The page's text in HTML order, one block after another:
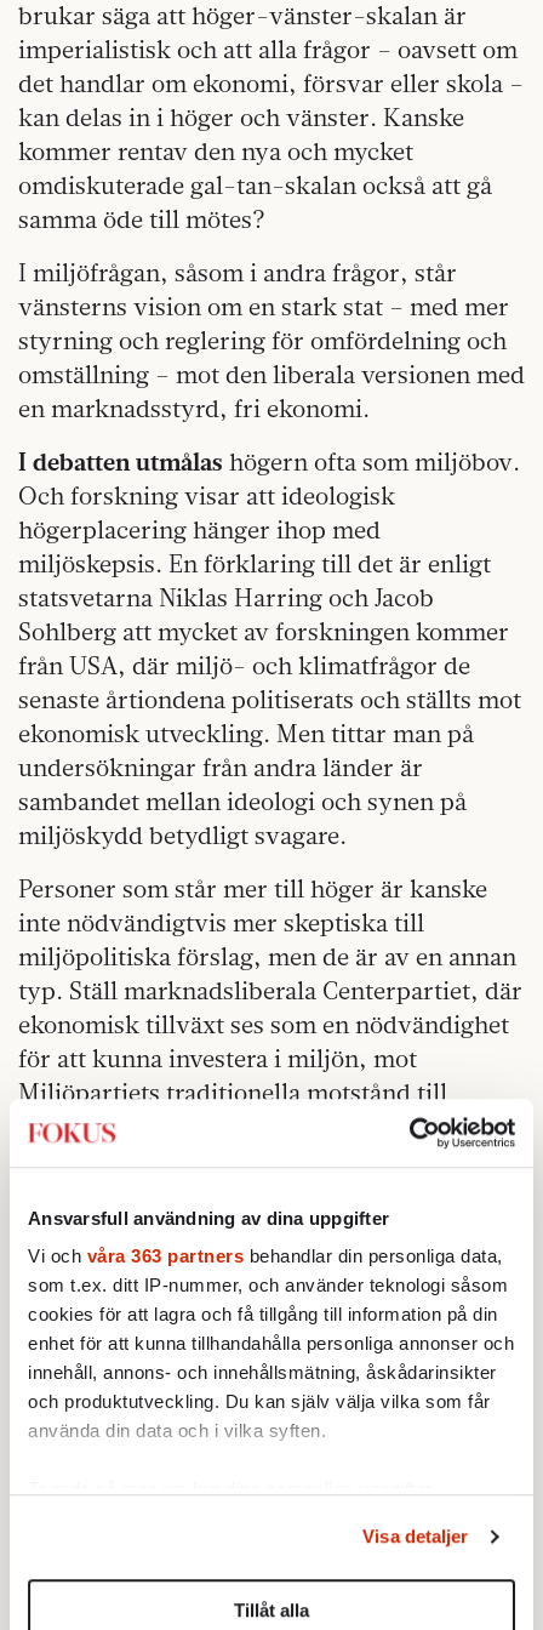
Ansvarsfull användning av dina uppgifter
Vi och våra 363 partners behandlar din personliga data,
som t.ex. ditt IP-nummer, och använder teknologi såsom
cookies för att lagra och få tillgång till information på din
enhet för att kunna tillhandahålla personliga annonser och
innehåll, annons- och innehållsmätning, åskådarinsikter
och produktutveckling. Du kan själv välja vilka som får
använda din data och i vilka syften.
Du kan ändra eller dra tillbaka ditt samtycke när som
helst från cookie-förklaringen.
Visa detaljer
Tillåt alla
brukar säga att höger-vänster-skalan är
imperialistisk och att alla frågor – oavsett om
det handlar om ekonomi, försvar eller skola –
kan delas in i höger och vänster. Kanske
kommer rentav den nya och mycket
omdiskuterade gal-tan-skalan också att gå
samma öde till mötes?
I miljöfrågan, såsom i andra frågor, står
vänsterns vision om en stark stat – med mer
styrning och reglering för omfördelning och
omställning – mot den liberala versionen med
en marknadsstyrd, fri ekonomi.
I debatten utmålas högern ofta som miljöbov.
Och forskning visar att ideologisk
högerplacering hänger ihop med
miljöskepsis. En förklaring till det är enligt
statsvetarna Niklas Harring och Jacob
Sohlberg att mycket av forskningen kommer
från USA, där miljö- och klimatfrågor de
senaste årtiondena politiserats och ställts mot
ekonomisk utveckling. Men tittar man på
undersökningar från andra länder är
sambandet mellan ideologi och synen på
miljöskydd betydligt svagare.
Personer som står mer till höger är kanske
inte nödvändigtvis mer skeptiska till
miljöpolitiska förslag, men de är av en annan
typ. Ställ marknadsliberala Centerpartiet, där
ekonomisk tillväxt ses som en nödvändighet
för att kunna investera i miljön, mot
Miljöpartiets traditionella motstånd till
globalisering och marknadens tekniska
innovationer.
Globala problem kräverglobala lösningar.
Men en grön planekonomi i diktatorsregim
känns varken rimlig eller lockande. Frihet är
avgörande om vi vill att nationer, företag och
individer ska ta sitt ansvar. Det må låta
präktigt men det är just här, i hur vi förhåller
oss till vårt personliga ansvar som framtiden
avgörs. Därför är det viktigt att vi behåller
det individuella ansvaret kommer, medan
högern lovordar företag som ska arbeta för att
skapa hållbara lösningar.